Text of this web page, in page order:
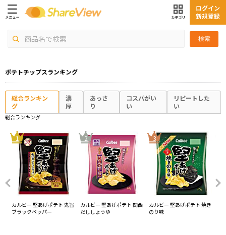
検索
ログイン
新規登録
ポテトチップスランキング
総合ランキン
グ
濃
厚
あっさ
り
コスパがい
い
リピートした
い
総合ランキング
1
カルビー 堅あげポテト 鬼旨
ブラックペッパー
2
カルビー 堅あげポテト 関西
だししょうゆ
3
カルビー 堅あげポテト 焼き
のり味